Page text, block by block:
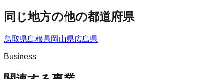
同じ地方の他の都道府県
鳥取県島根県岡山県広島県
Business